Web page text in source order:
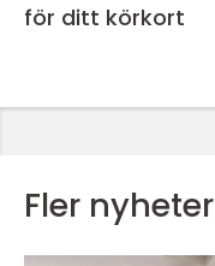
för ditt körkort
Fler nyheter